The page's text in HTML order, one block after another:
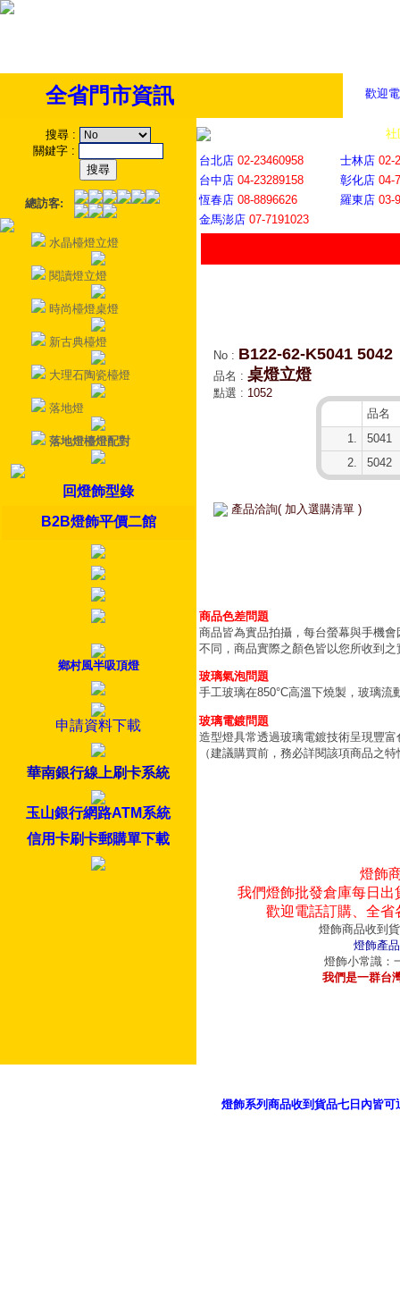
歡迎
全省門市資訊
搜尋 :
關鍵字 :
總訪客:
水晶檯燈立燈
閱讀燈立燈
時尚檯燈桌燈
新古典檯燈
大理石陶瓷檯燈
落地燈
落地燈檯燈配對
回燈飾型錄
B2B燈飾平價二館
鄉村風半吸頂燈
申請資料下載
華南銀行線上刷卡系統
玉山銀行網路ATM系統
信用卡刷卡郵購單下載
社
台北店 02-23460958 士林店 02-
台中店 04-23289158 彰化店 04-
恆春店 08-8896626 羅東店 03-
金馬澎店 07-7191023
No : B122-62-K5041 5042
品名 : 桌燈立燈
點選 : 1052
品名
1.
5041
2.
5042
產品洽詢( 加入選購清單 )
商品色差問題
商品皆為實品拍攝，每台螢幕與手機
不同，商品實際之顏色皆以您所收到之
玻璃氣泡問題
手工玻璃在850°C高溫下燒製，玻璃
玻璃電鍍問題
造型燈具常透過玻璃電鍍技術呈現豐
（建議購買前，務必詳閱該項商品之
燈飾
我們燈飾批發倉庫每日
歡迎電話訂購、全
燈飾商品收到
燈飾產
燈飾小常識：
我們是一群台
燈飾系列商品收到貨品七日內皆